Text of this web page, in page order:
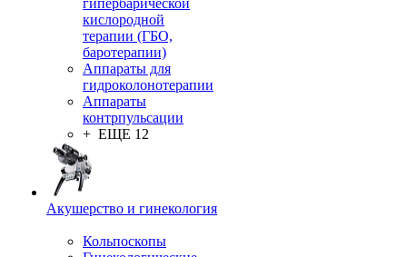
гипербарической
кислородной
терапии (ГБО,
баротерапии)
Аппараты для
гидроколонотерапии
Аппараты
контрпульсации
+ ЕЩЕ 12
Акушерство и гинекология
Кольпоскопы